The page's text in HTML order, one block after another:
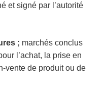
et signé par l’autorité
; marchés conclus
l’achat, la prise en
vente de produit ou de